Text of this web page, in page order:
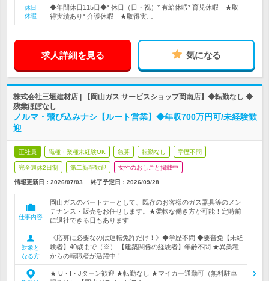
休日
休暇
◆年間休日115日◆* 休日（日・祝）* 有給休暇* 育児休暇 ★取
得実績あり* 介護休暇 ★取得実…
求人詳細を見る 気になる
株式会社三垣建材店 | 【岡山ガス サービスショップ岡南店】◆転勤なし ◆
残業ほぼなし
ノルマ・飛び込みナシ【ルート営業】◆年収700万円可/未経験歓
迎
正社員 職種・業種未経験OK 急募 転勤なし 学歴不問
完全週休2日制 第二新卒歓迎 女性のおしごと掲載中
情報更新日：2026/07/03 終了予定日： 2026/09/28
仕事内容
岡山ガスのパートナーとして、既存のお客様のガス器具等のメン
テナンス・販売をお任せします。★柔軟な働き方が可能！定時前
に退社できる日もあります
対象と
なる方
《応募に必要なのは運転免許だけ！》◆学歴不問 ◆要普免【未経
験者】40歳まで（※） 【建築関係の経験者】年齢不問 ★異業種
からの転職者が活躍中！
★ U・I・Jターン歓迎 ★転勤なし ★マイカー通勤可（無料駐車